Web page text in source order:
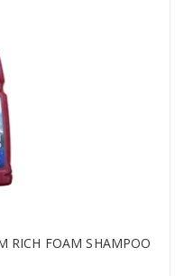
RICH FOAM SHAMPOO